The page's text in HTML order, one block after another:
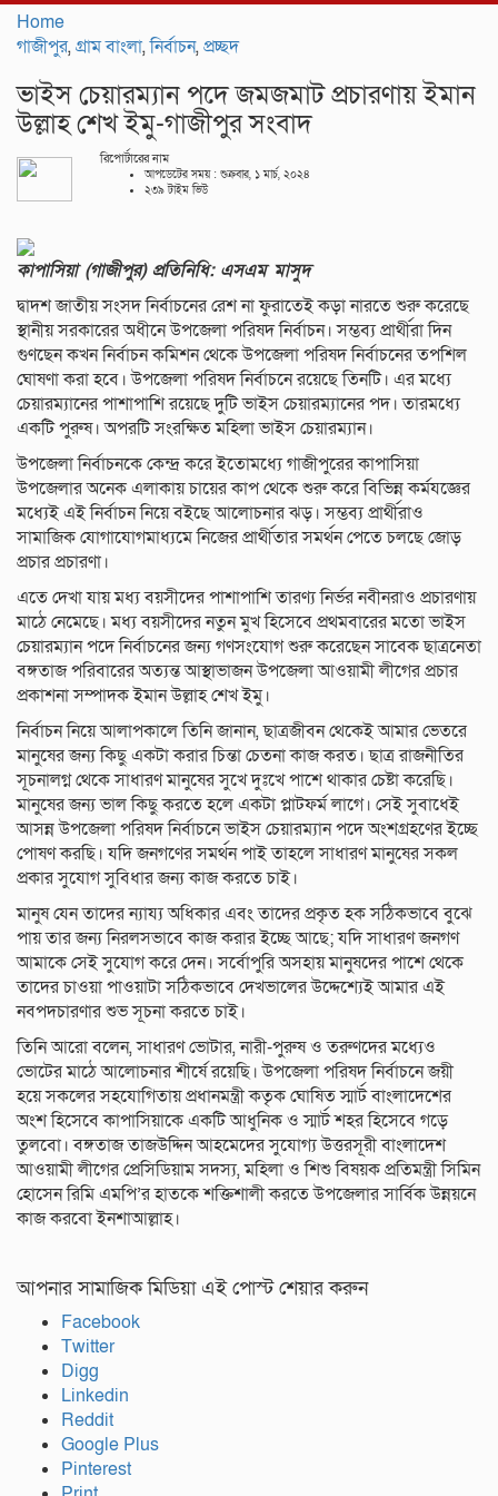
Home
গাজীপুর,গ্রাম বাংলা,নির্বাচন,প্রচ্ছদ
ভাইস চেয়ারম্যান পদে জমজমাট প্রচারণায় ইমান
উল্লাহ শেখ ইমু-গাজীপুর সংবাদ
রিপোর্টারের নাম
আপডেটের সময় : শুক্রবার, ১ মার্চ, ২০২৪
২৩৯ টাইম ভিউ
কাপাসিয়া (গাজীপুর) প্রতিনিধি: এসএম মাসুদ
দ্বাদশ জাতীয় সংসদ নির্বাচনের রেশ না ফুরাতেই কড়া নারতে শুরু করেছে
স্থানীয় সরকারের অধীনে উপজেলা পরিষদ নির্বাচন। সম্ভব্য প্রার্থীরা দিন
গুণছেন কখন নির্বাচন কমিশন থেকে উপজেলা পরিষদ নির্বাচনের তপশিল
ঘোষণা করা হবে। উপজেলা পরিষদ নির্বাচনে রয়েছে তিনটি। এর মধ্যে
চেয়ারম্যানের পাশাপাশি রয়েছে দুটি ভাইস চেয়ারম্যানের পদ। তারমধ্যে
একটি পুরুষ। অপরটি সংরক্ষিত মহিলা ভাইস চেয়ারম্যান।
উপজেলা নির্বাচনকে কেন্দ্র করে ইতোমধ্যে গাজীপুরের কাপাসিয়া
উপজেলার অনেক এলাকায় চায়ের কাপ থেকে শুরু করে বিভিন্ন কর্মযজ্ঞের
মধ্যেই এই নির্বাচন নিয়ে বইছে আলোচনার ঝড়। সম্ভব্য প্রার্থীরাও
সামাজিক যোগাযোগমাধ্যমে নিজের প্রার্থীতার সমর্থন পেতে চলছে জোড়
প্রচার প্রচারণা।
এতে দেখা যায় মধ্য বয়সীদের পাশাপাশি তারণ্য নির্ভর নবীনরাও প্রচারণায়
মাঠে নেমেছে। মধ্য বয়সীদের নতুন মুখ হিসেবে প্রথমবারের মতো ভাইস
চেয়ারম্যান পদে নির্বাচনের জন্য গণসংযোগ শুরু করেছেন সাবেক ছাত্রনেতা
বঙ্গতাজ পরিবারের অত্যন্ত আস্থাভাজন উপজেলা আওয়ামী লীগের প্রচার
প্রকাশনা সম্পাদক ইমান উল্লাহ শেখ ইমু।
নির্বাচন নিয়ে আলাপকালে তিনি জানান, ছাত্রজীবন থেকেই আমার ভেতরে
মানুষের জন্য কিছু একটা করার চিন্তা চেতনা কাজ করত। ছাত্র রাজনীতির
সূচনালগ্ন থেকে সাধারণ মানুষের সুখে দুঃখে পাশে থাকার চেষ্টা করেছি।
মানুষের জন্য ভাল কিছু করতে হলে একটা প্লাটফর্ম লাগে। সেই সুবাধেই
আসন্ন উপজেলা পরিষদ নির্বাচনে ভাইস চেয়ারম্যান পদে অংশগ্রহণের ইচ্ছে
পোষণ করছি। যদি জনগণের সমর্থন পাই তাহলে সাধারণ মানুষের সকল
প্রকার সুযোগ সুবিধার জন্য কাজ করতে চাই।
মানুষ যেন তাদের ন্যায্য অধিকার এবং তাদের প্রকৃত হক সঠিকভাবে বুঝে
পায় তার জন্য নিরলসভাবে কাজ করার ইচ্ছে আছে; যদি সাধারণ জনগণ
আমাকে সেই সুযোগ করে দেন। সর্বোপুরি অসহায় মানুষদের পাশে থেকে
তাদের চাওয়া পাওয়াটা সঠিকভাবে দেখভালের উদ্দেশ্যেই আমার এই
নবপদচারণার শুভ সূচনা করতে চাই।
তিনি আরো বলেন, সাধারণ ভোটার, নারী-পুরুষ ও তরুণদের মধ্যেও
ভোটের মাঠে আলোচনার শীর্ষে রয়েছি। উপজেলা পরিষদ নির্বাচনে জয়ী
হয়ে সকলের সহযোগিতায় প্রধানমন্ত্রী কতৃক ঘোষিত স্মার্ট বাংলাদেশের
অংশ হিসেবে কাপাসিয়াকে একটি আধুনিক ও স্মার্ট শহর হিসেবে গড়ে
তুলবো। বঙ্গতাজ তাজউদ্দিন আহমেদের সুযোগ্য উত্তরসূরী বাংলাদেশ
আওয়ামী লীগের প্রেসিডিয়াম সদস্য, মহিলা ও শিশু বিষয়ক প্রতিমন্ত্রী সিমিন
হোসেন রিমি এমপি’র হাতকে শক্তিশালী করতে উপজেলার সার্বিক উন্নয়নে
কাজ করবো ইনশাআল্লাহ।
আপনার সামাজিক মিডিয়া এই পোস্ট শেয়ার করুন
Facebook
Twitter
Digg
Linkedin
Reddit
Google Plus
Pinterest